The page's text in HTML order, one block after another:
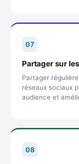
07
Partager sur
Partager
réseaux sociaux
audience et
08